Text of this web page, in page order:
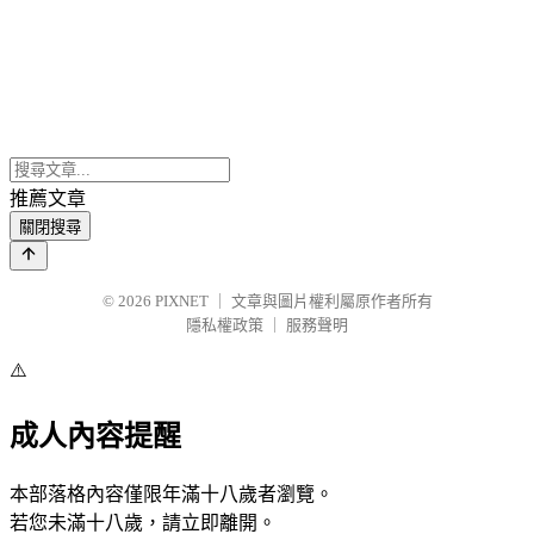
推薦文章
關閉搜尋
© 2026 PIXNET
文章與圖片權利屬原作者所有
隱私權政策
服務聲明
⚠️
成人內容提醒
本部落格內容僅限年滿十八歲者瀏覽。
若您未滿十八歲，請立即離開。